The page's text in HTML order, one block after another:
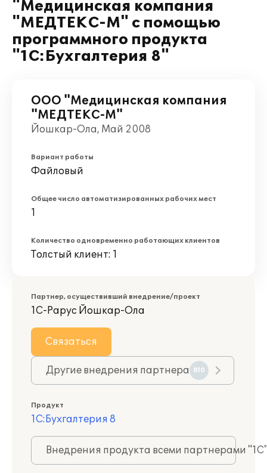
"Медицинская компания
"МЕДТЕКС-М" с помощью
программного продукта
"1С:Бухгалтерия 8"
ООО "Медицинская компания
"МЕДТЕКС-М"
Йошкар-Ола, Май 2008
Вариант работы
Файловый
Общее число автоматизированных рабочих мест
1
Количество одновременно работающих клиентов
Толстый клиент: 1
Партнер, осуществивший внедрение/проект
1С-Рарус Йошкар-Ола
Связаться
Другие внедрения партнера 810
Продукт
1С:Бухгалтерия 8
Внедрения продукта всеми партнерами